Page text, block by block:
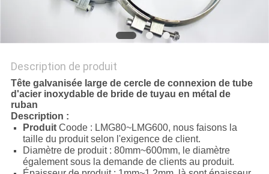
PRIVACY
POLICY
Description de produit
Tête galvanisée large de cercle de connexion de tube
d'acier inoxydable de bride de tuyau en métal de
ruban
Description :
ProduitCoode : LMG80~LMG600, nous faisons la
taille du produit selon l'exigence de client.
Diamètre de produit : 80mm~600mm, le diamètre
également sous la demande de clients au produit.